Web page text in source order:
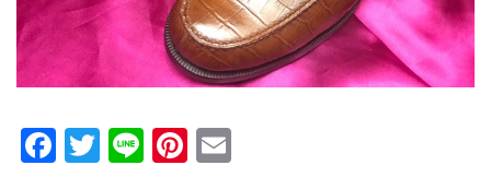
Facebook
Twitter
LinePinterest